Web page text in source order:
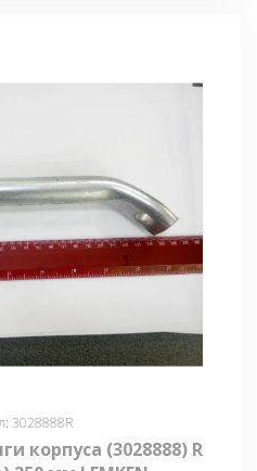
3028888R
корпуса (3028888) R